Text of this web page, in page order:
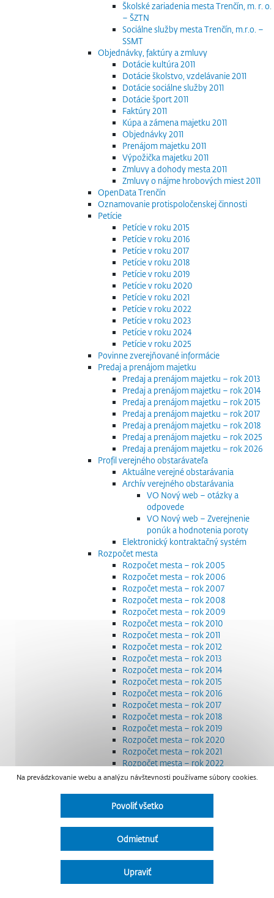
Školské zariadenia mesta Trenčín, m. r. o.
– ŠZTN
Sociálne služby mesta Trenčín, m.r.o. –
SSMT
Objednávky, faktúry a zmluvy
Dotácie kultúra 2011
Dotácie školstvo, vzdelávanie 2011
Dotácie sociálne služby 2011
Dotácie šport 2011
Faktúry 2011
Kúpa a zámena majetku 2011
Objednávky 2011
Prenájom majetku 2011
Výpožička majetku 2011
Zmluvy a dohody mesta 2011
Zmluvy o nájme hrobových miest 2011
OpenData Trenčín
Oznamovanie protispoločenskej činnosti
Petície
Petície v roku 2015
Petície v roku 2016
Petície v roku 2017
Petície v roku 2018
Petície v roku 2019
Petície v roku 2020
Petície v roku 2021
Petície v roku 2022
Petície v roku 2023
Petície v roku 2024
Petície v roku 2025
Povinne zverejňované informácie
Predaj a prenájom majetku
Predaj a prenájom majetku – rok 2013
Predaj a prenájom majetku – rok 2014
Predaj a prenájom majetku – rok 2015
Predaj a prenájom majetku – rok 2017
Predaj a prenájom majetku – rok 2018
Predaj a prenájom majetku – rok 2025
Predaj a prenájom majetku – rok 2026
Profil verejného obstarávateľa
Aktuálne verejné obstarávania
Archív verejného obstarávania
VO Nový web – otázky a
odpovede
VO Nový web – Zverejnenie
ponúk a hodnotenia poroty
Elektronický kontraktačný systém
Rozpočet mesta
Rozpočet mesta – rok 2005
Rozpočet mesta – rok 2006
Rozpočet mesta – rok 2007
Rozpočet mesta – rok 2008
Rozpočet mesta – rok 2009
Rozpočet mesta – rok 2010
Rozpočet mesta – rok 2011
Rozpočet mesta – rok 2012
Rozpočet mesta – rok 2013
Rozpočet mesta – rok 2014
Rozpočet mesta – rok 2015
Rozpočet mesta – rok 2016
Rozpočet mesta – rok 2017
Rozpočet mesta – rok 2018
Rozpočet mesta – rok 2019
Rozpočet mesta – rok 2020
Rozpočet mesta – rok 2021
Rozpočet mesta – rok 2022
Rozpočet mesta – rok 2023
Rozpočet mesta – rok 2026
Smernice a dokumenty
Strategické dokumenty
Transparentnosť a výdavky na štátnu reklamu
Všeobecne záväzné nariadenia – VZN
Detail nariadenia
Na prevádzkovanie webu a analýzu návštevnosti používame súbory cookies.
Povoliť všetko
Odmietnuť
Upraviť